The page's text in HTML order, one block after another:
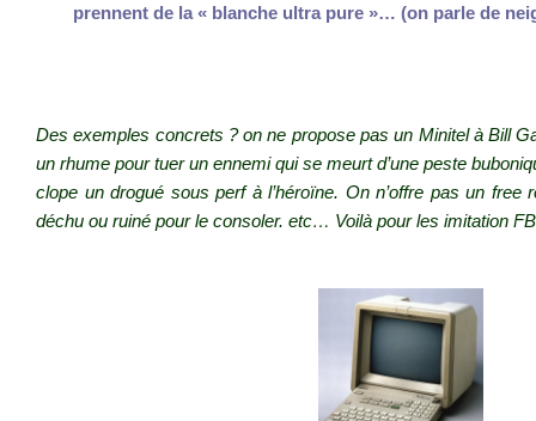
prennent de la « blanche ultra pure »… (on parle de
Des exemples concrets ? on ne propose pas un Minitel à Bill
un rhume pour tuer un ennemi qui se meurt d’une peste
clope un drogué sous perf à l’héroïne. On n’offre pas un free
déchu ou ruiné pour le consoler. etc… Voilà pour les imitation